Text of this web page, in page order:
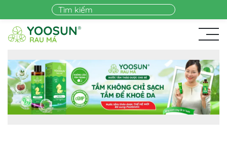
Skip to main content